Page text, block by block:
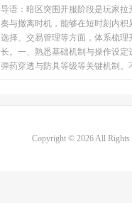
导语：暗区突围开服阶段是玩家
奏与撤离时机，能够在短时刻内
选择、交易管理等方面，体系梳
长。一、熟悉基础机制与操作设
弹药穿透与防具等级等关键机制。
Copyright © 2026 All